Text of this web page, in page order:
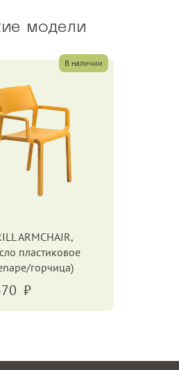
модели
В наличии
ARMCHAIR,
пластиковое
горчица)